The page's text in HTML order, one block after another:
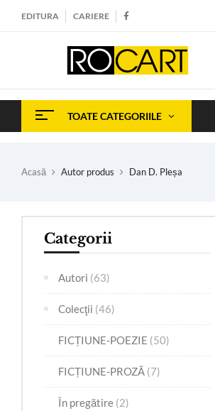
EDITURA CARIERE
TOATE CATEGORIILE
Acasă Autor produs Dan D. Pleșa
Categorii
Autori (63)
Colecţii (46)
FICȚIUNE-POEZIE (50)
FICȚIUNE-PROZĂ (7)
În pregătire (2)